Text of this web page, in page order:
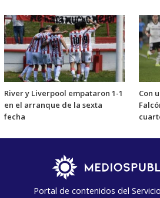
River y Liverpool empataron 1-1
en el arranque de la sexta
fecha
Con
Portal de contenidos del